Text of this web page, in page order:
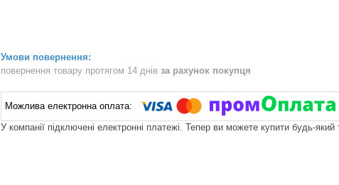
повернення товару протягом 14 днів за рахунок покупця
У компанії підключені електронні платежі. Тепер ви можете купити будь-